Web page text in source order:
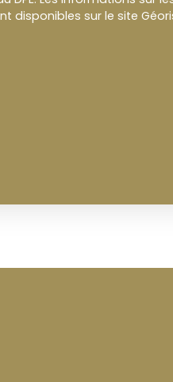
disponibles sur le site